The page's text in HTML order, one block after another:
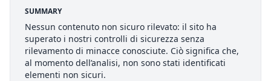
SUMMARY
Nessun contenuto non sicuro rilevato: il sito ha
superato i nostri controlli di sicurezza senza
rilevamento di minacce conosciute. Ciò significa che,
al momento dell’analisi, non sono stati identificati
elementi non sicuri.